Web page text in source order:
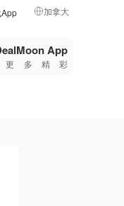
加拿大
App
更多精彩